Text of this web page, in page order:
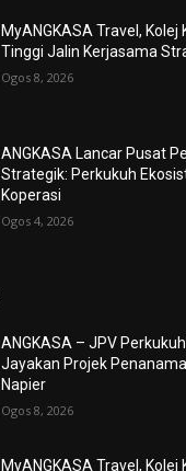
MyANGKASA Travel, Kolej
Tinggi Jalin Kerjasama
Ogos 8, 2026
ANGKASA Lancar Pusat
Strategik: Perkukuh
Koperasi
Ogos 4, 2026
ANGKASA – JPV
Jayakan Projek
Napier
Ogos 8, 2026
MyANGKASA Travel, Kolej